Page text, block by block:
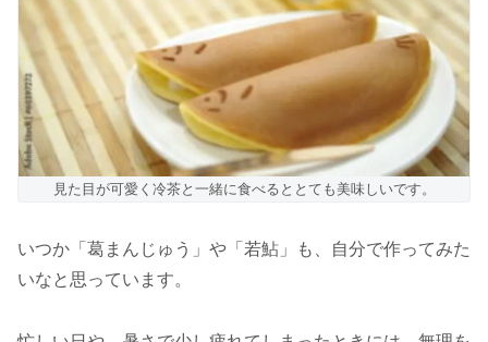
見た目が可愛く冷茶と一緒に食べるととても美味しいです。
いつか「葛まんじゅう」や「若鮎」も、自分で作ってみた
いなと思っています。